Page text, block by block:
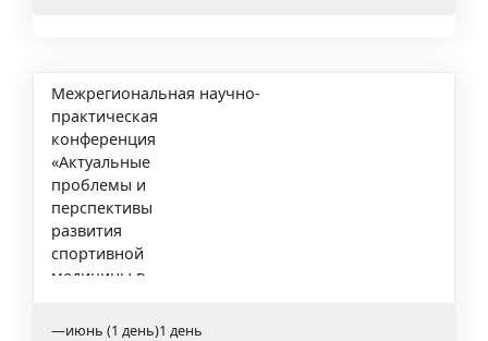
Межрегиональная научно-
практическая
конференция
«Актуальные
проблемы и
перспективы
развития
спортивной
медицины в
спорте"
—июнь (1 день)1 день